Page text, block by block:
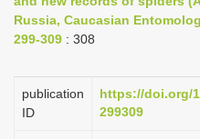
v
Russia, Caucasian
299-309 : 308
publication
ID
https://doi.org/
299309